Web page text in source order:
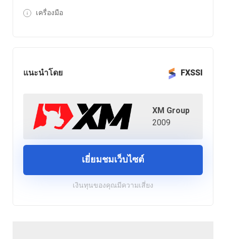
เครื่องมือ
แนะนำโดย FXSSI
XM Group
2009
เยี่ยมชมเว็บไซต์
เงินทุนของคุณมีความเสี่ยง